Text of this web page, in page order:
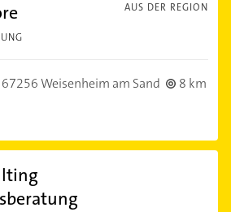
AUS DER REGION
67256 Weisenheim am Sand
8 km